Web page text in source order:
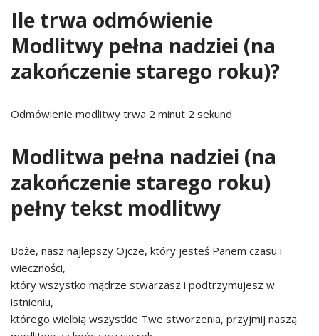
Ile trwa odmówienie
Modlitwy pełna nadziei (na
zakończenie starego roku)?
Odmówienie modlitwy trwa 2 minut 2 sekund
Modlitwa pełna nadziei (na
zakończenie starego roku)
pełny tekst modlitwy
Boże, nasz najlepszy Ojcze, który jesteś Panem czasu i
wieczności,
który wszystko mądrze stwarzasz i podtrzymujesz w
istnieniu,
którego wielbią wszystkie Twe stworzenia, przyjmij naszą